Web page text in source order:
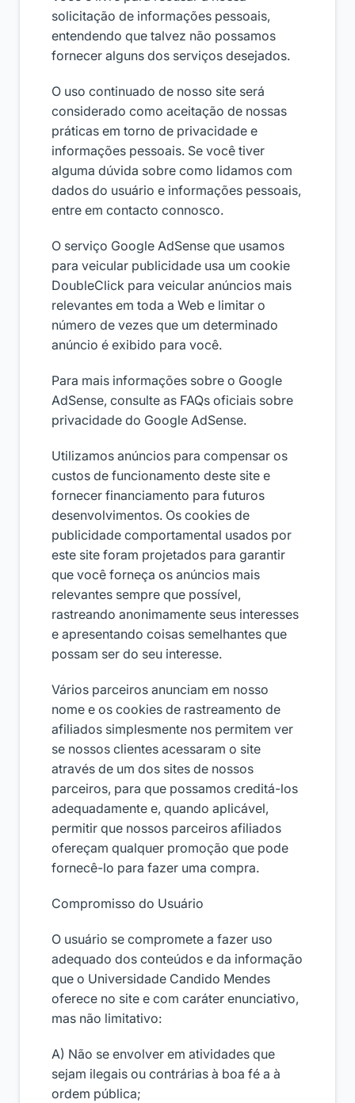
solicitação de informações pessoais,
entendendo que talvez não possamos
fornecer alguns dos serviços desejados.
O uso continuado de nosso site será
considerado como aceitação de nossas
práticas em torno de privacidade e
informações pessoais. Se você tiver
alguma dúvida sobre como lidamos com
dados do usuário e informações pessoais,
entre em contacto connosco.
O serviço Google AdSense que usamos
para veicular publicidade usa um cookie
DoubleClick para veicular anúncios mais
relevantes em toda a Web e limitar o
número de vezes que um determinado
anúncio é exibido para você.
Para mais informações sobre o Google
AdSense, consulte as FAQs oficiais sobre
privacidade do Google AdSense.
Utilizamos anúncios para compensar os
custos de funcionamento deste site e
fornecer financiamento para futuros
desenvolvimentos. Os cookies de
publicidade comportamental usados ​​por
este site foram projetados para garantir
que você forneça os anúncios mais
relevantes sempre que possível,
rastreando anonimamente seus interesses
e apresentando coisas semelhantes que
possam ser do seu interesse.
Vários parceiros anunciam em nosso
nome e os cookies de rastreamento de
afiliados simplesmente nos permitem ver
se nossos clientes acessaram o site
através de um dos sites de nossos
parceiros, para que possamos creditá-los
adequadamente e, quando aplicável,
permitir que nossos parceiros afiliados
ofereçam qualquer promoção que pode
fornecê-lo para fazer uma compra.
Compromisso do Usuário
O usuário se compromete a fazer uso
adequado dos conteúdos e da informação
que o Universidade Candido Mendes
oferece no site e com caráter enunciativo,
mas não limitativo:
A) Não se envolver em atividades que
sejam ilegais ou contrárias à boa fé a à
ordem pública;